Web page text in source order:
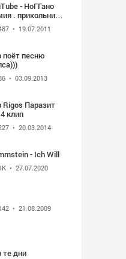
- НоГГано
. прикольний
• 19.07.2011
поёт песню
• 03.09.2013
Rigos Паразит
клип
• 20.03.2014
- Ich Will
• 27.07.2020
• 21.08.2009
те дни